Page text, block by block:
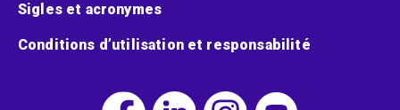
Sigles et acronymes
Conditions d’utilisation et responsabilité